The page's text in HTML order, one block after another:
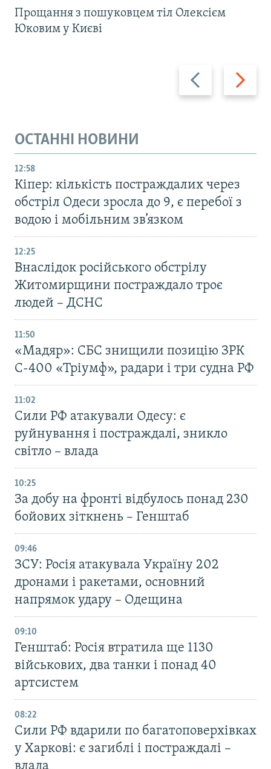
Назад Вперед
Прощання з пошуковцем тіл Олексієм
Юковим у Києві
ОСТАННІ НОВИНИ
12:58
Кіпер: кількість постраждалих через
обстріл Одеси зросла до 9, є перебої з
водою і мобільним зв’язком
12:25
Внаслідок російського обстрілу
Житомирщини постраждало троє
людей – ДСНС
11:50
«Мадяр»: СБС знищили позицію ЗРК
С-400 «Тріумф», радари і три судна РФ
11:02
Сили РФ атакували Одесу: є
руйнування і постраждалі, зникло
світло – влада
10:25
За добу на фронті відбулось понад 230
бойових зіткнень – Генштаб
09:46
ЗСУ: Росія атакувала Україну 202
дронами і ракетами, основний
напрямок удару – Одещина
09:10
Генштаб: Росія втратила ще 1130
військових, два танки і понад 40
артсистем
08:22
Сили РФ вдарили по багатоповерхівках
у Харкові: є загиблі і постраждалі –
влада